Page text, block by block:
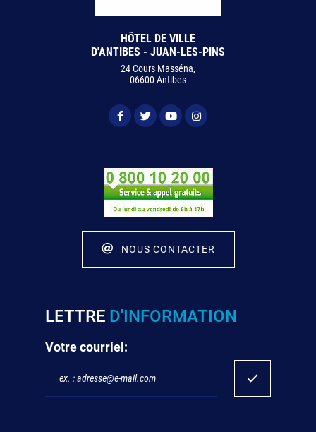
HÔTEL DE VILLE
D'ANTIBES - JUAN-LES-PINS
24 Cours Masséna,
06600 Antibes
NOUS CONTACTER
LETTRE D'INFORMATION
Votre courriel: